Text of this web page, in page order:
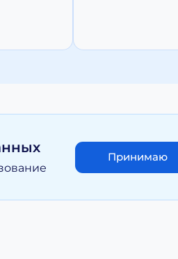
только с письменного
и цены, размещенные на сайте,
Принимаю